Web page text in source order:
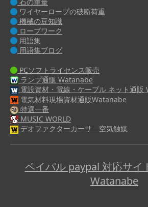
ワイヤーロープの破断荷重
機械の豆知識
ロープワーク
用語集
用語集ブログ
PCソフトライセンス販売
ランプ通販 Watanabe
電設資材・電線・ケーブル ネット通販
電気材料現場資材通販Watanabe
特選一番
MUSIC WORLD
デオファクターカーサ 空気触媒
ペイパル paypal 対応サイ
Watanabe